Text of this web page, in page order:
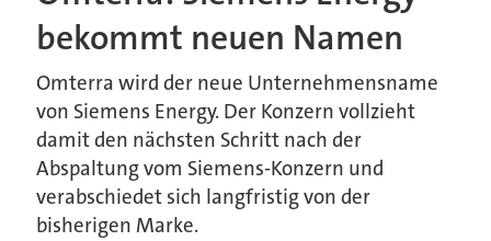
bekommt neuen Namen
Omterra wird der neue Unternehmensname
von Siemens Energy. Der Konzern vollzieht
damit den nächsten Schritt nach der
Abspaltung vom Siemens-Konzern und
verabschiedet sich langfristig von der
bisherigen Marke.